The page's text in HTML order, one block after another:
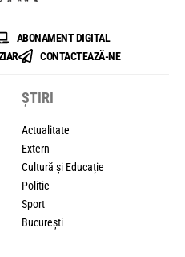
ABONAMENT DIGITAL
CONTACTEAZĂ-NE
ȘTIRI
Actualitate
Extern
Cultură și Educație
Politic
Sport
București